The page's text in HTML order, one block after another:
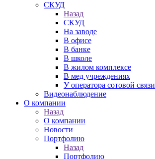
СКУД
Назад
СКУД
На заводе
В офисе
В банке
В школе
В жилом комплексе
В мед учреждениях
У оператора сотовой связи
Видеонаблюдение
О компании
Назад
О компании
Новости
Портфолию
Назад
Портфолию